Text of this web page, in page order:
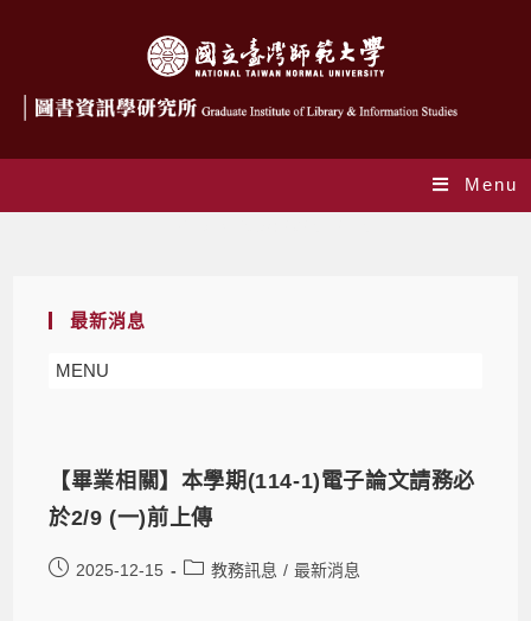
Menu
最新消息
MENU
【畢業相關】本學期(114-1)電子論文請務必
於2/9 (一)前上傳
2025-12-15 教務訊息 / 最新消息